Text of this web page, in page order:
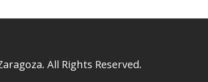
All Rights Reserved.